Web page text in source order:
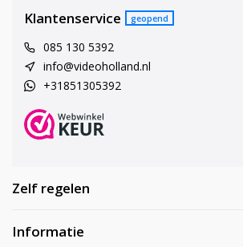
Klantenservice geopend
085 130 5392
info@videoholland.nl
+31851305392
Zelf regelen
Informatie